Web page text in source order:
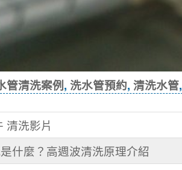
管清洗案例, 洗水管預約, 清洗水管,
清洗影片
什麼？高週波清洗原理介紹